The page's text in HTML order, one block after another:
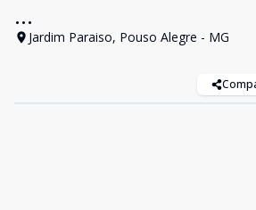
...
Jardim Paraiso, Pouso Alegre - MG